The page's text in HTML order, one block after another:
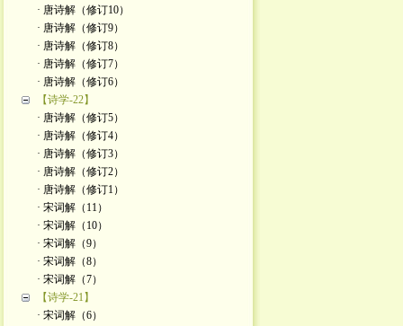
· 唐诗解（修订10）
· 唐诗解（修订9）
· 唐诗解（修订8）
· 唐诗解（修订7）
· 唐诗解（修订6）
【诗学-22】
· 唐诗解（修订5）
· 唐诗解（修订4）
· 唐诗解（修订3）
· 唐诗解（修订2）
· 唐诗解（修订1）
· 宋词解（11）
· 宋词解（10）
· 宋词解（9）
· 宋词解（8）
· 宋词解（7）
【诗学-21】
· 宋词解（6）